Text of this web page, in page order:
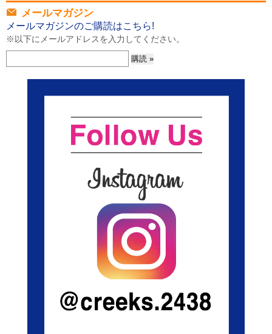
メールマガジン
メールマガジンのご購読はこちら!
※以下にメールアドレスを入力してください。